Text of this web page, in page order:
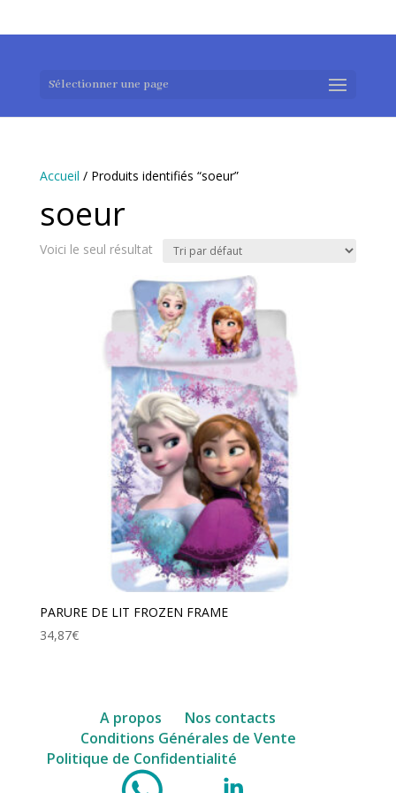
Sélectionner une page
Accueil / Produits identifiés “soeur”
soeur
Voici le seul résultat
PARURE DE LIT FROZEN FRAME
34,87€
A propos
Nos contacts
Conditions Générales de Vente
Politique de Confidentialité
WhatsApp